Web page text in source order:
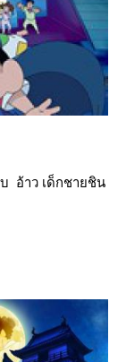
อ้าว เด็กชายชิน